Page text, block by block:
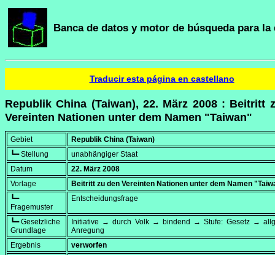
Banca de datos y motor de búsqueda para
Traducir esta página en castellano
Republik China (Taiwan), 22. März 2008 : Beitritt
Vereinten Nationen unter dem Namen "Taiwan"
Gebiet
Republik China (Taiwan)
┗━ Stellung
unabhängiger Staat
Datum
22. März 2008
Vorlage
Beitritt zu den Vereinten Nationen unter dem Namen
┗━
Fragemuster
Entscheidungsfrage
┗━ Gesetzliche
Grundlage
Initiative → durch Volk → bindend → Stufe: Gesetz →
Anregung
Ergebnis
verworfen